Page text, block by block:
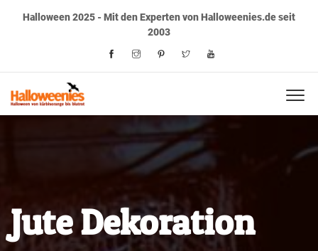
Halloween 2025 - Mit den Experten von Halloweenies.de seit
2003
Jute Dekoration